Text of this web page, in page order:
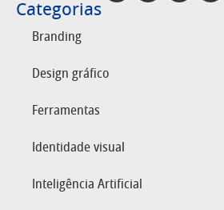
Categorias
Branding
Design gráfico
Ferramentas
Identidade visual
Inteligência Artificial